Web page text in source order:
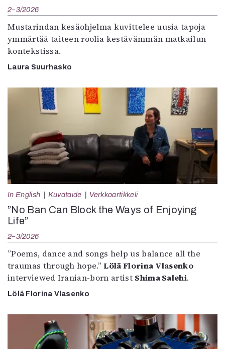
2–3/2026
Mustarindan kesäohjelma kuvittelee uusia tapoja
ymmärtää taiteen roolia kestävämmän matkailun
kontekstissa.
Laura Suurhasko
In English Kuvataide Verkkoartikkeli
”No Ban Can Block the Ways of Enjoying
Life”
2–3/2026
”Poems, dance and songs help us balance all the
traumas through hope.”Lölä Florina Vlasenko
interviewed Iranian-born artist Shima Salehi.
Lölä Florina Vlasenko